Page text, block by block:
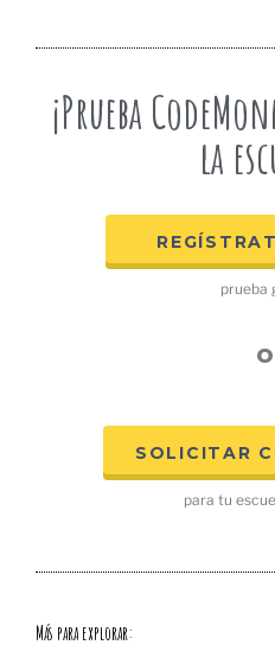
¡Prueba
la
prueba
o
SOLICITAR
para tu
Más para explorar: